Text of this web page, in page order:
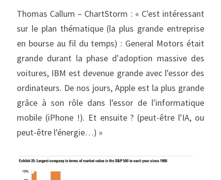
Thomas Callum – ChartStorm : « C'est intéressant
sur le plan thématique (la plus grande entreprise
en bourse au fil du temps) : General Motors était
grande durant la phase d'adoption massive des
voitures, IBM est devenue grande avec l'essor des
ordinateurs. De nos jours, Apple est la plus grande
grâce à son rôle dans l'essor de l'informatique
mobile (iPhone !). Et ensuite ? (peut-être l'IA, ou
peut-être l'énergie…) »